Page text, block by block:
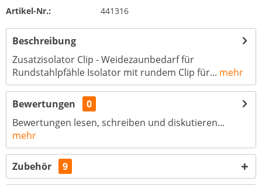
Artikel-Nr.: 441316
Beschreibung
Zusatzisolator Clip - Weidezaunbedarf für
Rundstahlpfähle Isolator mit rundem Clip für... mehr
Bewertungen
0
Bewertungen lesen, schreiben und diskutieren...
mehr
Zubehör 9